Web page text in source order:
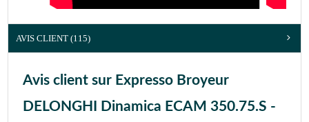
AVIS CLIENT (115)
Avis client sur Expresso Broyeur
DELONGHI Dinamica ECAM 350.75.S -